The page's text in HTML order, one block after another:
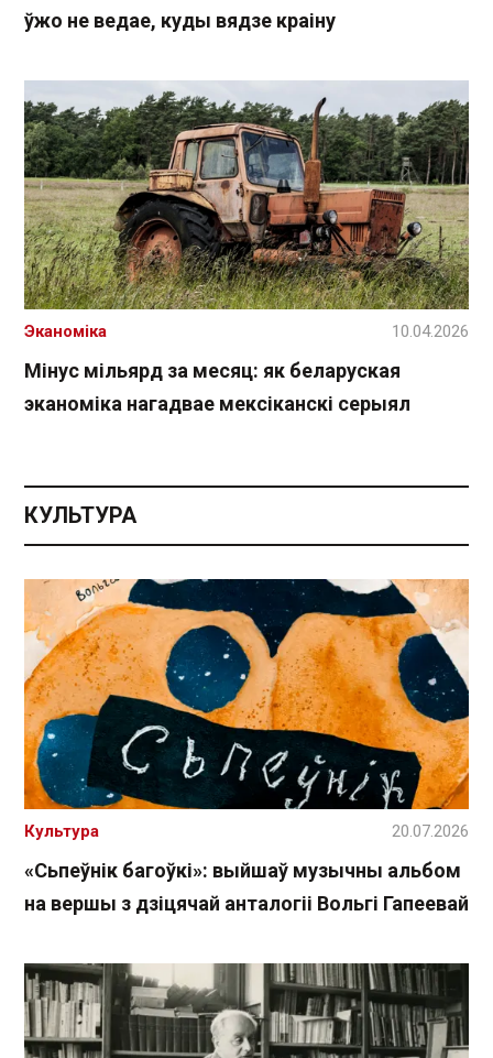
ўжо не ведае, куды вядзе краіну
Мінус мільярд за месяц: як беларуская
эканоміка нагадвае мексіканскі серыял
Эканоміка 10.04.2026
КУЛЬТУРА
«Сьпеўнік багоўкі»: выйшаў музычны альбом
на вершы з дзіцячай анталогіі Вольгі Гапеевай
Культура 20.07.2026